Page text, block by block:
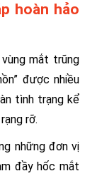
hoàn hảo
mắt trũng
được nhiều
tình trạng kể
rỡ.
những đơn vị
đầy hốc mắt